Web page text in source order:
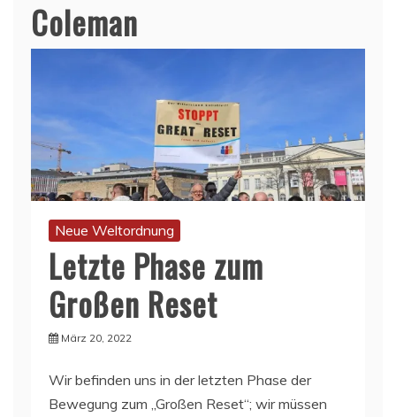
Coleman
Neue Weltordnung
Letzte Phase zum
Großen Reset
März 20, 2022
Wir befinden uns in der letzten Phase der
Bewegung zum „Großen Reset“; wir müssen